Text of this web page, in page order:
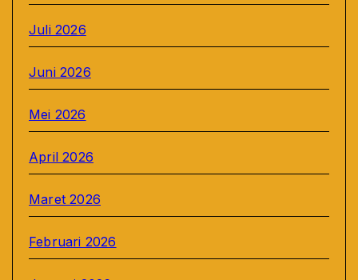
Juli 2026
Juni 2026
Mei 2026
April 2026
Maret 2026
Februari 2026